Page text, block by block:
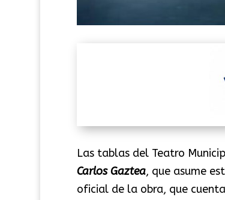
Las tablas del Teatro
Carlos Gaztea, que asume
oficial de la obra, que